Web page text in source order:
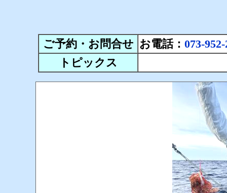
ご予約・お問合せ お電話： 073-
トピックス